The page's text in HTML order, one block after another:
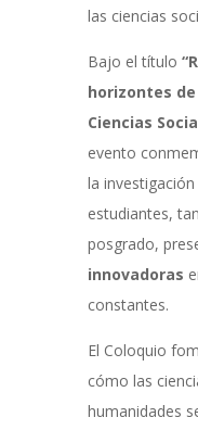
las ciencias
Bajo el título
horizontes
Ciencias
evento
la
estudiantes,
posgrado,
innovadoras
constantes.
El Coloquio
cómo las
humanidades